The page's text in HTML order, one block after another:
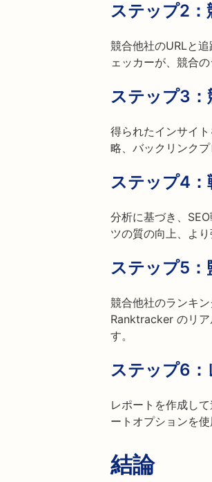
ステップ2：
競合他社のURLと
ェッカーが、競合
ステップ3：
得られたインサイ
略、バックリンクプ
ステップ4：
分析に基づき、
ツの質の向上、よ
ステップ5：
競合他社のランキ
Ranktracker のリア
す。
ステップ6：
レポートを作成し
ートオプションを
結論